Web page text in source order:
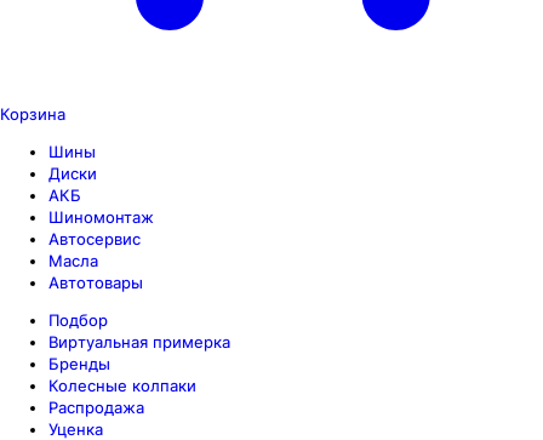
Корзина
Шины
Диски
АКБ
Шиномонтаж
Автосервис
Масла
Автотовары
Подбор
Виртуальная примерка
Бренды
Колесные колпаки
Распродажа
Уценка